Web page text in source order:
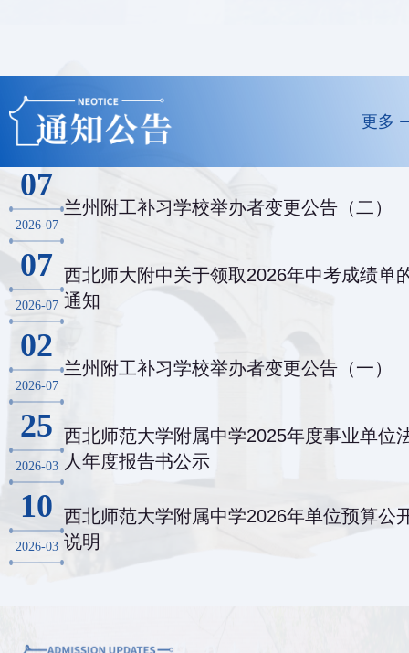
更多
07
2026-07
兰州附工补习学校举办者变更公告（二）
07
2026-07
西北师大附中关于领取2026年中考成绩单
通知
02
2026-07
兰州附工补习学校举办者变更公告（一）
25
2026-03
西北师范大学附属中学2025年度事业单位
人年度报告书公示
10
2026-03
西北师范大学附属中学2026年单位预算公
说明